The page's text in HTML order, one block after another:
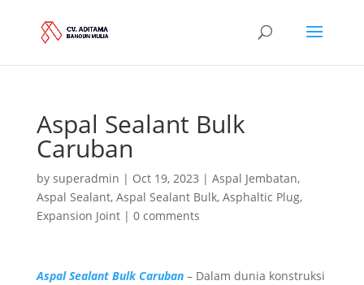
Aspal Sealant Bulk
Caruban
by superadmin | Oct 19, 2023 | Aspal Jembatan,
Aspal Sealant, Aspal Sealant Bulk, Asphaltic Plug,
Expansion Joint| 0 comments
Aspal Sealant Bulk Caruban– Dalam dunia konstruksi